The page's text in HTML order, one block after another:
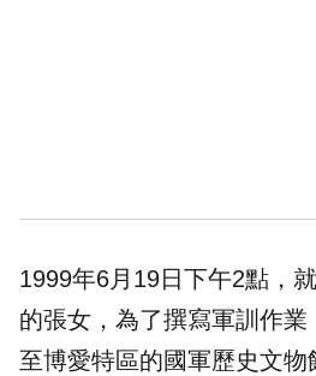
1999年6月19日下午2點，
的張女，為了撰寫軍訓作
至博愛特區的國軍歷史文物